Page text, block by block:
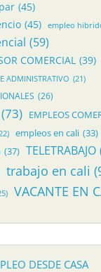
(45)
(45) empleo
(59)
COMERCIAL (39)
ADMINISTRATIVO (21)
(26)
(73) EMPLEOS
empleos en cali (33)
(37) TELETRABAJO
trabajo en cali
VACANTE EN
DESDE CASA